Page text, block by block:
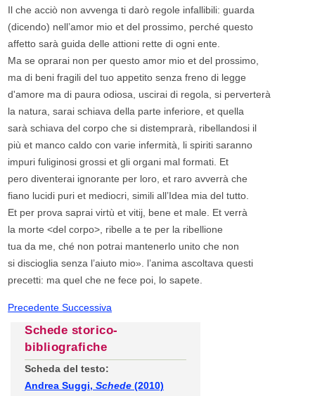
Il che acciò non avvenga ti darò regole infallibili: guarda
(dicendo) nell’amor mio et del prossimo, perché questo
affetto sarà guida delle attioni rette di ogni ente.
Ma se oprarai non per questo amor mio et del prossimo,
ma di beni fragili del tuo appetito senza freno di legge
d'amore ma di paura odiosa, uscirai di regola, si perverterà
la natura, sarai schiava della parte inferiore, et quella
sarà schiava del corpo che si distemprarà, ribellandosi il
più et manco caldo con varie infermità, li spiriti saranno
impuri fuliginosi grossi et gli organi mal formati. Et
pero diventerai ignorante per loro, et raro avverrà che
fiano lucidi puri et mediocri, simili all’Idea mia del tutto.
Et per prova saprai virtù et vitij, bene et male. Et verrà
la morte <del corpo>, ribelle a te per la ribellione
tua da me, ché non potrai mantenerlo unito che non
si discioglia senza l’aiuto mio». l’anima ascoltava questi
precetti: ma quel che ne fece poi, lo sapete.
PrecedenteSuccessiva
Schede storico-
bibliografiche
Scheda del testo:
Andrea Suggi, Schede (2010)